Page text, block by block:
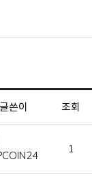
글쓴이 조회
1